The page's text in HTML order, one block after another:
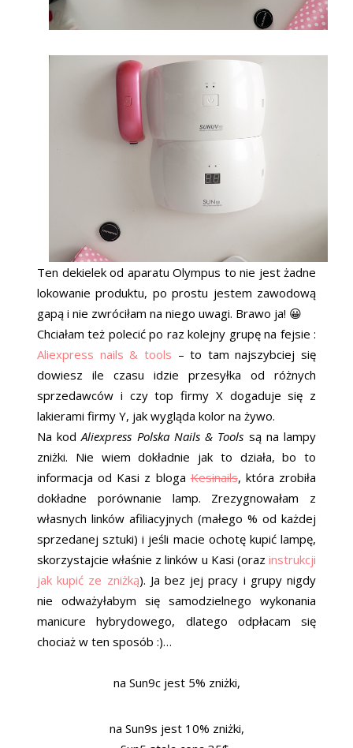
Ten dekielek od aparatu Olympus to nie jest żadne
lokowanie produktu, po prostu jestem zawodową
gapą i nie zwróciłam na niego uwagi. Brawo ja! 😀
Chciałam też polecić po raz kolejny grupę na fejsie :
Aliexpress nails & tools – to tam najszybciej się
dowiesz ile czasu idzie przesyłka od różnych
sprzedawców i czy top firmy X dogaduje się z
lakierami firmy Y, jak wygląda kolor na żywo.
Na kodAliexpress Polska Nails & Tools są na lampy
zniżki. Nie wiem dokładnie jak to działa, bo to
informacja od Kasi z blogaKesinails, która zrobiła
dokładne porównanie lamp. Zrezygnowałam z
własnych linków afiliacyjnych (małego % od każdej
sprzedanej sztuki) i jeśli macie ochotę kupić lampę,
skorzystajcie właśnie z linków u Kasi (orazinstrukcji
jak kupić ze zniżką). Ja bez jej pracy i grupy nigdy
nie odważyłabym się samodzielnego wykonania
manicure hybrydowego, dlatego odpłacam się
chociaż w ten sposób :)…
na Sun9c jest 5% zniżki,
na Sun9s jest 10% zniżki,